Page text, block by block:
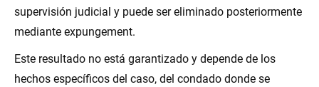
supervisión judicial y puede ser eliminado posteriormente
mediante expungement.
Este resultado no está garantizado y depende de los
hechos específicos del caso, del condado donde se